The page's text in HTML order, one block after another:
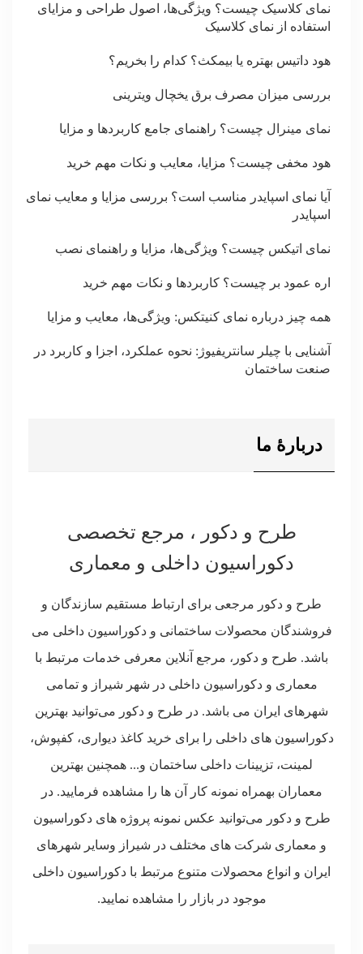
نمای کلاسیک چیست؟ ویژگی‌ها، اصول طراحی و مزایای
استفاده از نمای کلاسیک
هود داتیس بهتره یا بیمکث؟ کدام را بخریم؟
بررسی میزان مصرف برق یخچال ویترینی
نمای مینرال چیست؟ راهنمای جامع کاربردها و مزایا
هود مخفی چیست؟ مزایا، معایب و نکات مهم خرید
آیا نمای اسپایدر مناسب است؟ بررسی مزایا و معایب نمای
اسپایدر
نمای اتیکس چیست؟ ویژگی‌ها، مزایا و راهنمای نصب
اره عمود بر چیست؟ کاربردها و نکات مهم خرید
همه چیز درباره نمای کنیتکس: ویژگی‌ها، معایب و مزایا
آشنایی با چیلر سانتریفیوژ: نحوه عملکرد، اجزا و کاربرد در
صنعت ساختمان
دربارۀ ما
طرح و دکور ، مرجع تخصصی
دکوراسیون داخلی و معماری
طرح و دکور مرجعی برای ارتباط مستقیم سازندگان و
فروشندگان محصولات ساختمانی و دکوراسیون داخلی می
باشد. طرح و دکور، مرجع آنلاین معرفی خدمات مرتبط با
معماری و دکوراسیون داخلی در شهر شیراز و تمامی
شهرهای ایران می باشد. در طرح و دکور می‌توانید بهترین
دکوراسیون های داخلی را برای خرید کاغذ دیواری، کفپوش،
لمینت، تزیینات داخلی ساختمان و... همچنین بهترین
معماران بهمراه نمونه کار آن ها را مشاهده فرمایید. در
طرح و دکور می‌توانید عکس نمونه پروژه های دکوراسیون
و معماری شرکت های مختلف در شیراز وسایر شهرهای
ایران و انواع محصولات متنوع مرتبط با دکوراسیون داخلی
موجود در بازار را مشاهده نمایید.